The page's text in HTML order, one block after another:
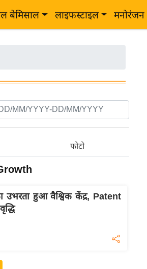
बेमिसाल लाइफस्टाइल
फोटो
उभरता हुआ वैश्विक केंद्र, Patent